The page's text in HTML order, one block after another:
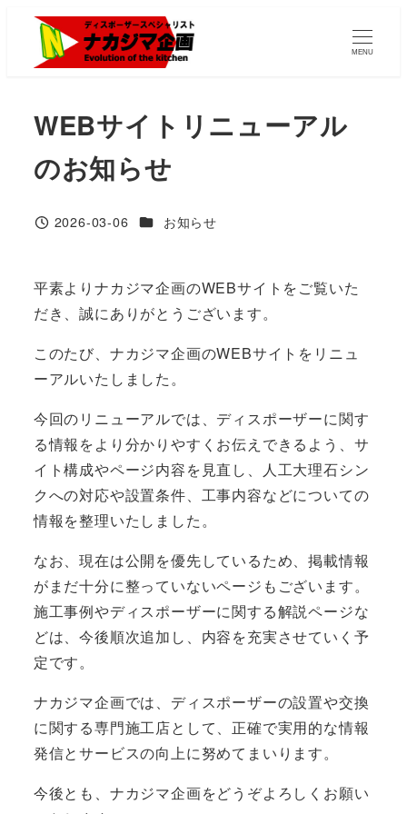
MENU
WEBサイトリニューアル
のお知らせ
投稿日
2026-03-06 カテゴリー
お知らせ
平素よりナカジマ企画のWEBサイトをご覧いた
だき、誠にありがとうございます。
このたび、ナカジマ企画のWEBサイトをリニュ
ーアルいたしました。
今回のリニューアルでは、ディスポーザーに関す
る情報をより分かりやすくお伝えできるよう、サ
イト構成やページ内容を見直し、人工大理石シン
クへの対応や設置条件、工事内容などについての
情報を整理いたしました。
なお、現在は公開を優先しているため、掲載情報
がまだ十分に整っていないページもございます。
施工事例やディスポーザーに関する解説ページな
どは、今後順次追加し、内容を充実させていく予
定です。
ナカジマ企画では、ディスポーザーの設置や交換
に関する専門施工店として、正確で実用的な情報
発信とサービスの向上に努めてまいります。
今後とも、ナカジマ企画をどうぞよろしくお願い